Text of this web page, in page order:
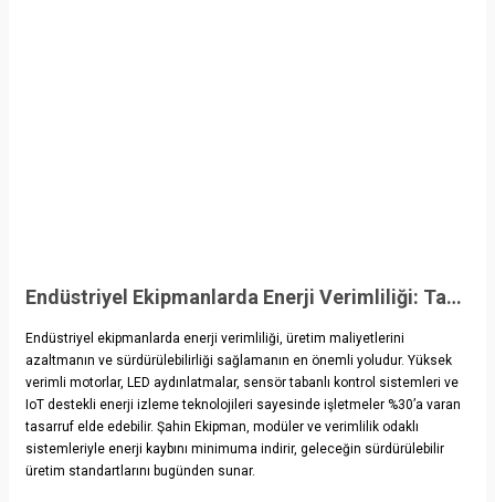
Endüstriyel Ekipmanlarda Enerji Verimliliği: Tasarruf Sağlayacak Teknolojiler
Endüstriyel ekipmanlarda enerji verimliliği, üretim maliyetlerini
azaltmanın ve sürdürülebilirliği sağlamanın en önemli yoludur. Yüksek
verimli motorlar, LED aydınlatmalar, sensör tabanlı kontrol sistemleri ve
IoT destekli enerji izleme teknolojileri sayesinde işletmeler %30’a varan
tasarruf elde edebilir. Şahin Ekipman, modüler ve verimlilik odaklı
sistemleriyle enerji kaybını minimuma indirir, geleceğin sürdürülebilir
üretim standartlarını bugünden sunar.